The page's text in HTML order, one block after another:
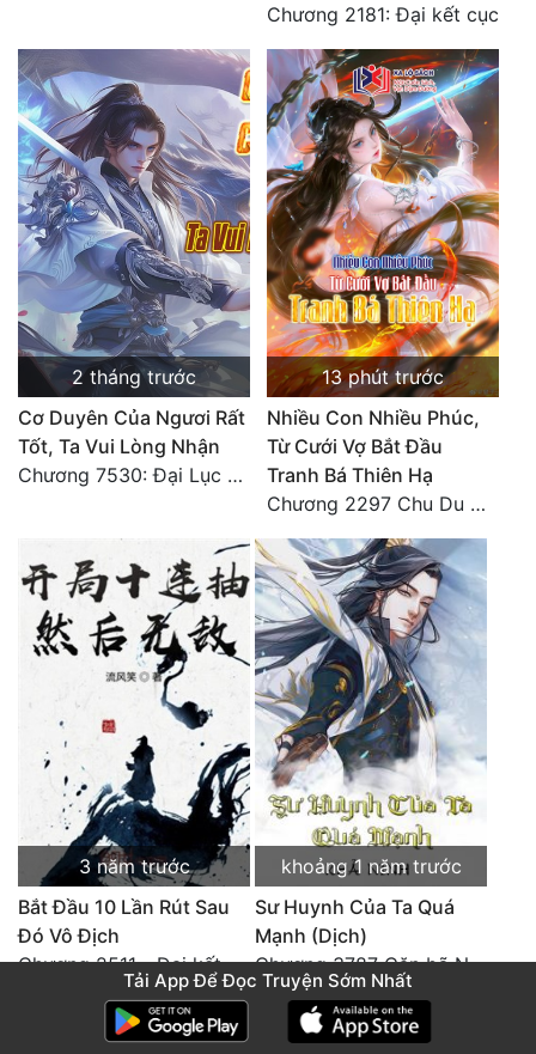
Chương 2181: Đại kết cục
2 tháng trước
Cơ Duyên Của Ngươi Rất
Tốt, Ta Vui Lòng Nhận
Chương 7530: Đại Lục Khởi Nguyên – Kiến Thành 71
13 phút trước
Nhiều Con Nhiều Phúc,
Từ Cưới Vợ Bắt Đầu
Tranh Bá Thiên Hạ
Chương 2297 Chu Du Du mang thai
3 năm trước
Bắt Đầu 10 Lần Rút Sau
Đó Vô Địch
Chương 2511 - Đại kết cục, Phiên ngoại thiên: Chư thiên quy nhất giới, vĩnh hằng thế giới. Hết!
khoảng 1 năm trước
Sư Huynh Của Ta Quá
Mạnh (Dịch)
Chương 3787 Cặn bã Nam Thiên Đạo
Tải App Để Đọc Truyện Sớm Nhất